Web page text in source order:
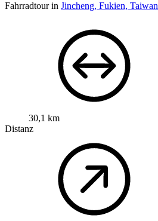
Fahrradtour in Jincheng, Fukien, Taiwan
30,1 km
Distanz